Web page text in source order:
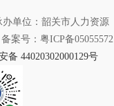
办单位：韶关市人力资源
备案号：粤ICP备05055572
备 44020302000129号